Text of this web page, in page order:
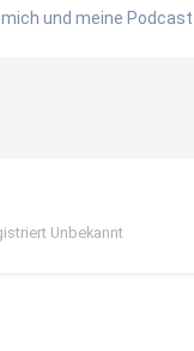
und meine
Unbekannt